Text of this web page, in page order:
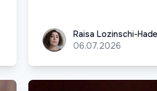
Raisa Lozinschi-Hadei
Raisa Lozinschi-
06.07.2026